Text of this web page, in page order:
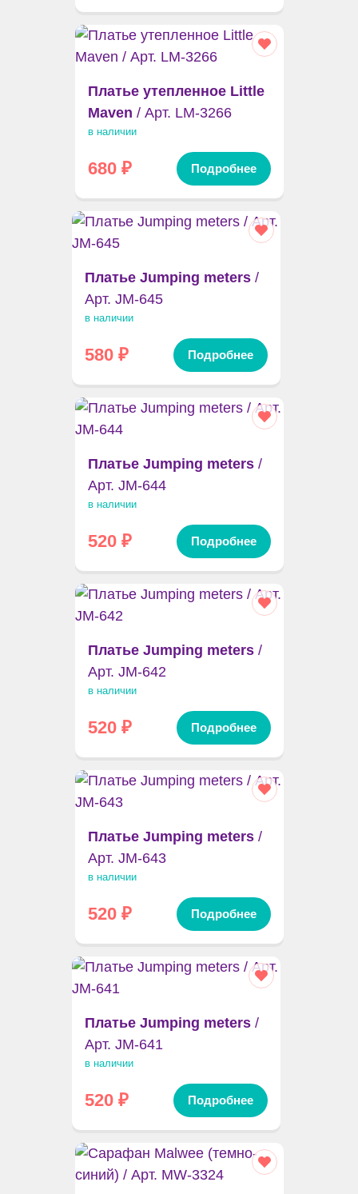
Платье утепленное Little
Maven / Арт. LM-3266
в наличии
680₽ Подробнее
Платье Jumping meters/
Арт. JM-645
в наличии
580₽ Подробнее
Платье Jumping meters/
Арт. JM-644
в наличии
520₽ Подробнее
Платье Jumping meters/
Арт. JM-642
в наличии
520₽ Подробнее
Платье Jumping meters/
Арт. JM-643
в наличии
520₽ Подробнее
Платье Jumping meters/
Арт. JM-641
в наличии
520₽ Подробнее